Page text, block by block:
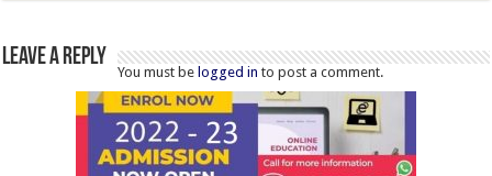
Leave a Reply
You must belogged in to post a comment.